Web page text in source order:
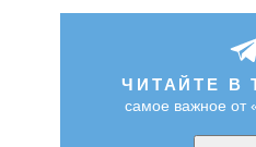
ЧИТАЙТЕ В
самое важное от